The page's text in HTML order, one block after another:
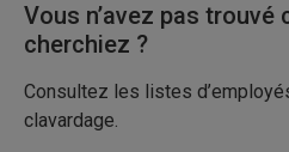
Vous n’avez pas trouvé
cherchiez ?
Consultez les listes
clavardage.